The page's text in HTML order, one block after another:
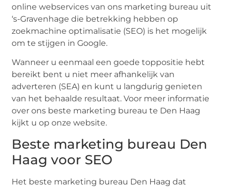
online webservices van ons marketing bureau uit
‘s-Gravenhage die betrekking hebben op
zoekmachine optimalisatie (SEO) is het mogelijk
om te stijgen in Google.
Wanneer u eenmaal een goede toppositie hebt
bereikt bent u niet meer afhankelijk van
adverteren (SEA) en kunt u langdurig genieten
van het behaalde resultaat. Voor meer informatie
over ons beste marketing bureau te Den Haag
kijkt u op onze website.
Beste marketing bureau Den
Haag voor SEO
Het beste marketing bureau Den Haag dat